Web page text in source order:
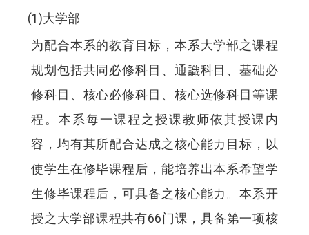
(1)大学部
为配合本系的教育目标，本系大学部之课程
规划包括共同必修科目、通識科目、基础必
修科目、核心必修科目、核心选修科目等课
程。本系每一课程之授课教师依其授课内
容，均有其所配合达成之核心能力目标，以
使学生在修毕课程后，能培养出本系希望学
生修毕课程后，可具备之核心能力。本系开
授之大学部课程共有66门课，具备第一项核